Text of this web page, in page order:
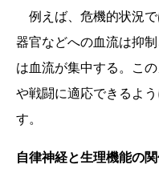
例えば、危機的状況
器官などへの血流は抑
は血流が集中する。こ
や戦闘に適応できるよ
す。
自律神経と生理機能の